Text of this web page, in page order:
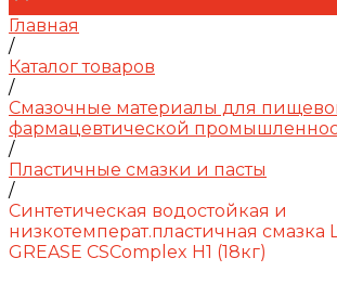
Главная
/
Каталог товаров
/
Смазочные материалы для
фармацевтической
/
Пластичные смазки и пасты
/
Синтетическая водостойкая и
низкотемперат.пластичная смазка
GREASE CSComplex H1 (18кг)